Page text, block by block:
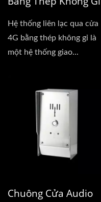
Hệ thống liên lạc qua cửa
4G bằng thép không gỉ là
một hệ thống giao...
Chuông Cửa Audio